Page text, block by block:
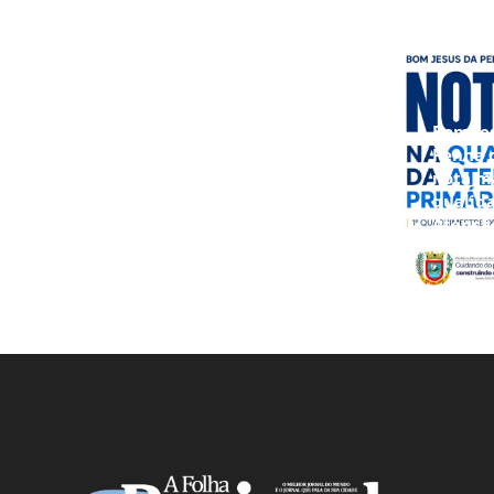
Bom
Penha
nota
à Saúde